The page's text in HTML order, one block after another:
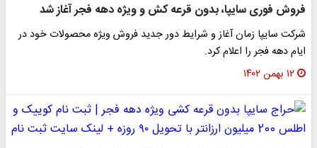
فروش فوری سایپا، بدون قرعه کش و ویژه دهه فجر آغاز شد
شرکت سایپا زمان آغاز و شرایط دور جدید فروش ویژه محصولات خود در
ایام دهه فجر را اعلام کرد.
۱۲ بهمن ۱۴۰۲